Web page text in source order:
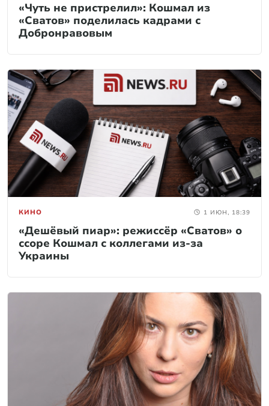
«Чуть не пристрелил»: Кошмал из
«Сватов» поделилась кадрами с
Добронравовым
КИНО 1 ИЮН, 18:39
«Дешёвый пиар»: режиссёр «Сватов» о
ссоре Кошмал с коллегами из-за
Украины